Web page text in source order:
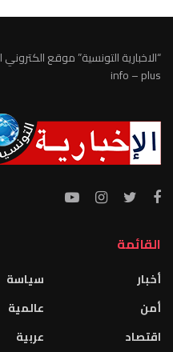
“الاخبارية التونسية” موقع
info – plus
القائمة
أخبار
أمن
اقتصاد
سياسة
عالمية
عربية